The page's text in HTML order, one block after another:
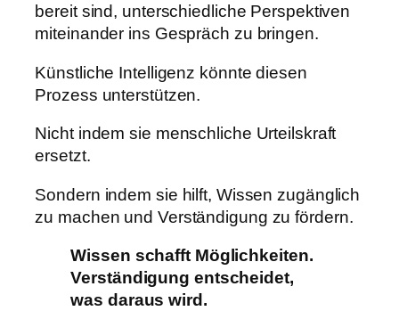
bereit sind, unterschiedliche Perspektiven
miteinander ins Gespräch zu bringen.
Künstliche Intelligenz könnte diesen
Prozess unterstützen.
Nicht indem sie menschliche Urteilskraft
ersetzt.
Sondern indem sie hilft, Wissen zugänglich
zu machen und Verständigung zu fördern.
Wissen schafft Möglichkeiten.
Verständigung entscheidet,
was daraus wird.